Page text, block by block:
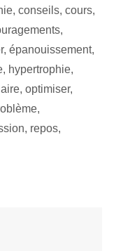
, conseils, cours,
,
, épanouissement,
, hypertrophie,
, optimiser,
,
, repos,